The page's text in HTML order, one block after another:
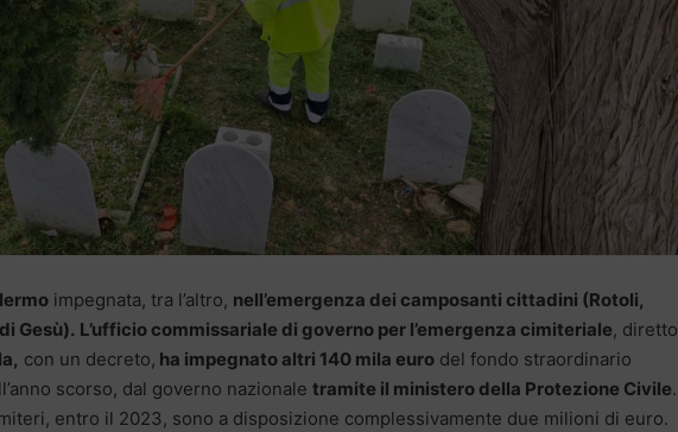
impegnata, tra l’altro, nell’emergenza dei camposanti cittadini (Rotoli,
Gesù). L’ufficio commissariale di governo per l’emergenza cimiteriale, diretto
con un decreto, ha impegnato altri 140 mila euro del fondo straordinario
scorso, dal governo nazionale tramite il ministero della Protezione Civile.
entro il 2023, sono a disposizione complessivamente due milioni di euro.